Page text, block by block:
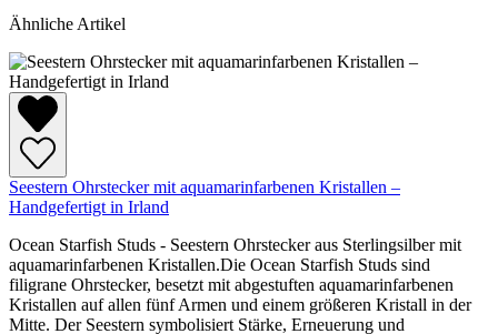
Ähnliche Artikel
Seestern Ohrstecker mit aquamarinfarbenen Kristallen –
Handgefertigt in Irland
Ocean Starfish Studs - Seestern Ohrstecker aus Sterlingsilber mit
aquamarinfarbenen Kristallen.Die Ocean Starfish Studs sind
filigrane Ohrstecker, besetzt mit abgestuften aquamarinfarbenen
Kristallen auf allen fünf Armen und einem größeren Kristall in der
Mitte. Der Seestern symbolisiert Stärke, Erneuerung und